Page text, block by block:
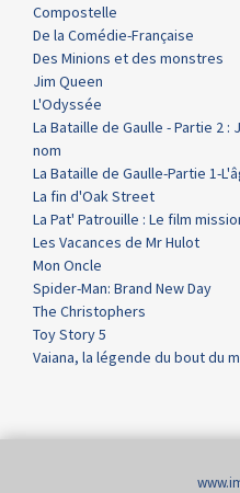
Compostelle
De la Comédie-Française
Des Minions et des monstres
Jim Queen
L'Odyssée
La Bataille de Gaulle - Partie 2 :
nom
La Bataille de Gaulle-Partie 1-
La fin d'Oak Street
La Pat' Patrouille : Le film
Les Vacances de Mr Hulot
Mon Oncle
Spider-Man: Brand New Day
The Christophers
Toy Story 5
Vaiana, la légende du bout du